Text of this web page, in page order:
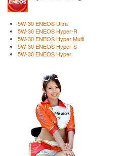
5W-30 ENEOS Ultra
5W-30 ENEOS Hyper-R
5W-30 ENEOS Hyper Multi
5W-30 ENEOS Hyper-S
5W-30 ENEOS Hyper